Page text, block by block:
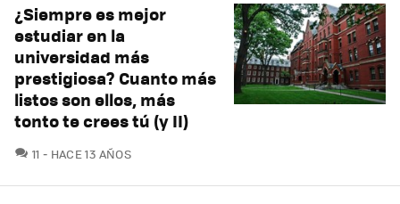
¿Siempre es mejor
estudiar en la
universidad más
prestigiosa? Cuanto más
listos son ellos, más
tonto te crees tú (y II)
11 COMENTARIOS
HACE 13 AÑOS